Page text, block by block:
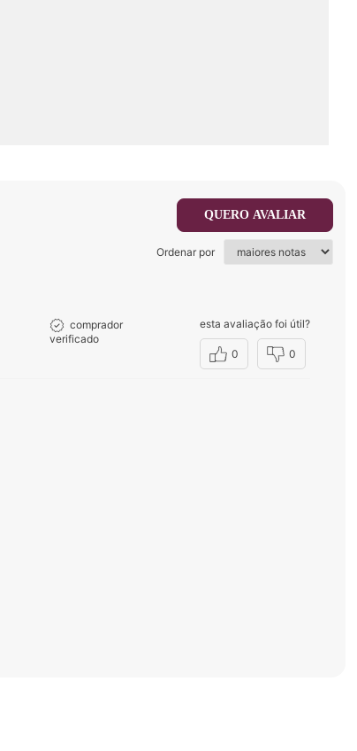
QUERO AVALIAR
Ordenar por
comprador
verificado
esta avaliação foi útil?
0 0